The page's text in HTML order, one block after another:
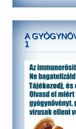
A
1